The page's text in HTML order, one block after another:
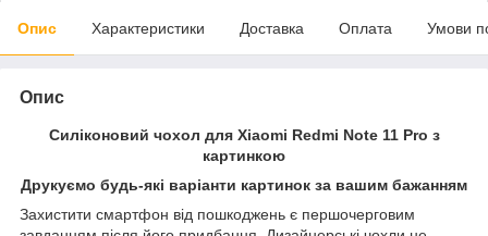
Опис Характеристики Доставка Оплата Умови
Опис
Силіконовий чохол для Xiaomi Redmi Note 11 Pro з
картинкою
Друкуємо будь-які варіанти картинок за вашим бажанням
Захистити смартфон від пошкоджень є першочерговим